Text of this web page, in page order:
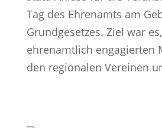
Tag des Ehrenamts am
Grundgesetzes. Ziel war
ehrenamtlich engagierten
den regionalen Vereinen